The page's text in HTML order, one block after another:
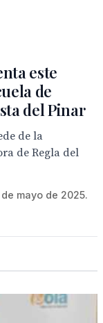
este
de
del Pinar
de la
de Regla del
mayo de 2025.